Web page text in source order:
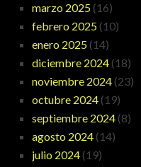
marzo 2025 (16)
febrero 2025 (10)
enero 2025 (14)
diciembre 2024 (18)
noviembre 2024 (23)
octubre 2024 (19)
septiembre 2024 (8)
agosto 2024 (14)
julio 2024 (19)